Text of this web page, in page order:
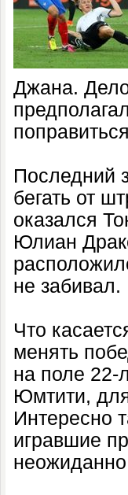
Джана.
Последний
бегать от
оказался
Юлиан
не забивал.
Что
менять
на поле 22-
Юмтити,
Интересно
игравшие